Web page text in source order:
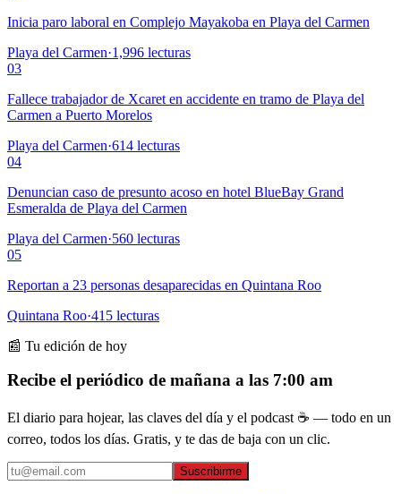
Inicia paro laboral en Complejo Mayakoba en Playa del Carmen
Playa del Carmen·1,996 lecturas
03
Fallece trabajador de Xcaret en accidente en tramo de Playa del
Carmen a Puerto Morelos
Playa del Carmen·614 lecturas
04
Denuncian caso de presunto acoso en hotel BlueBay Grand
Esmeralda de Playa del Carmen
Playa del Carmen·560 lecturas
05
Reportan a 23 personas desaparecidas en Quintana Roo
Quintana Roo·415 lecturas
📰 Tu edición de hoy
Recibe el periódico de mañana a las 7:00 am
El diario para hojear, las claves del día y el podcast ☕ — todo en un
correo, todos los días. Gratis, y te das de baja con un clic.
Suscribirme